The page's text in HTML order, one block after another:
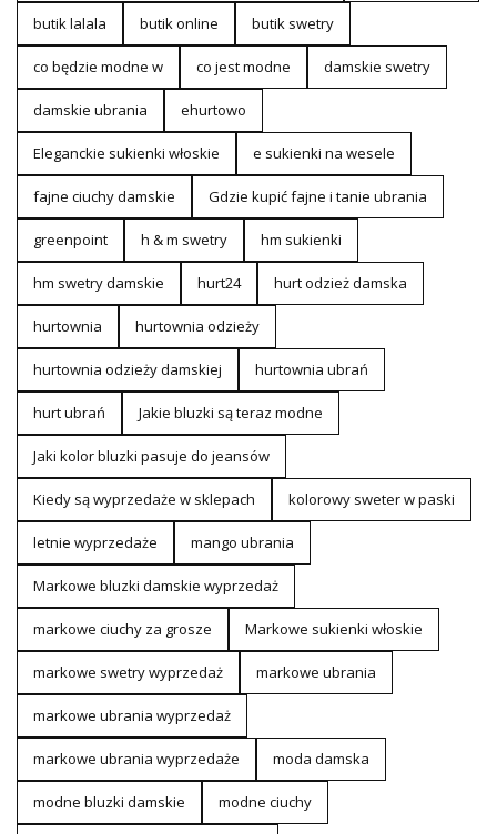
butik lalala butik online butik swetry
co będzie modne w co jest modne damskie swetry
damskie ubrania ehurtowo
Eleganckie sukienki włoskie e sukienki na wesele
fajne ciuchy damskie Gdzie kupić fajne i tanie ubrania
greenpoint h & m swetry hm sukienki
hm swetry damskie hurt24 hurt odzież damska
hurtownia hurtownia odzieży
hurtownia odzieży damskiej hurtownia ubrań
hurt ubrań Jakie bluzki są teraz modne
Jaki kolor bluzki pasuje do jeansów
Kiedy są wyprzedaże w sklepach kolorowy sweter w paski
letnie wyprzedaże mango ubrania
Markowe bluzki damskie wyprzedaż
markowe ciuchy za grosze Markowe sukienki włoskie
markowe swetry wyprzedaż markowe ubrania
markowe ubrania wyprzedaż
markowe ubrania wyprzedaże moda damska
modne bluzki damskie modne ciuchy